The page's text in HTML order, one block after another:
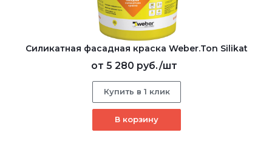
Cиликатная фасадная краска Weber.Ton Silikat
от 5 280 руб./шт
Купить в 1 клик
В корзину